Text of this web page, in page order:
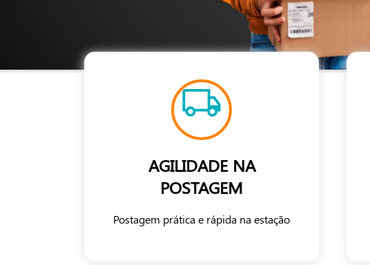
AGILIDADE NA
POSTAGEM
Postagem prática e rápida na estação